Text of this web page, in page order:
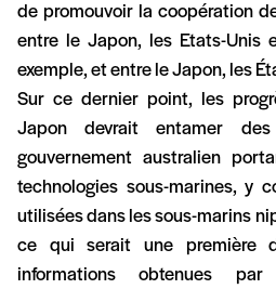
de promouvoir la coopération
entre le Japon, les Etats-Unis
exemple, et entre le Japon, les
Sur ce dernier point, les
Japon devrait entamer
gouvernement australien
technologies sous-marines, y
utilisées dans les sous-marins
ce qui serait une première
informations obtenues